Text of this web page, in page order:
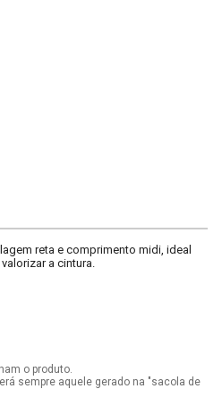
reta e comprimento midi, ideal
a cintura.
o produto.
sempre aquele gerado na "sacola de